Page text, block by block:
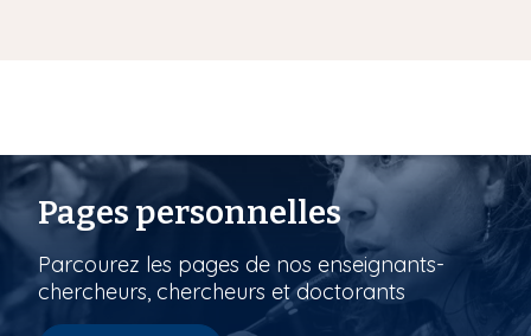
Pages personnelles
Parcourez les pages de nos enseignants-
chercheurs, chercheurs et doctorants